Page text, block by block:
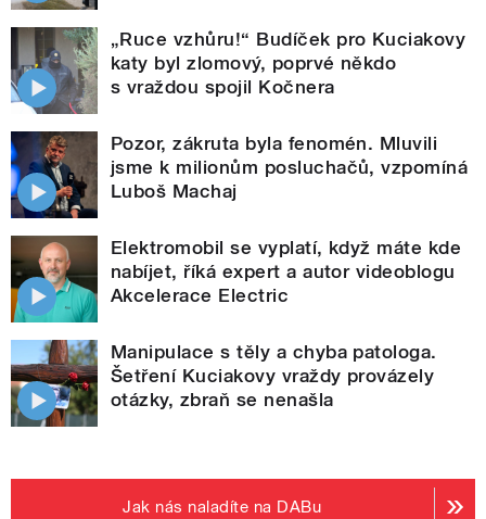
„Ruce vzhůru!“ Budíček pro Kuciakovy
katy byl zlomový, poprvé někdo
s vraždou spojil Kočnera
Pozor, zákruta byla fenomén. Mluvili
jsme k milionům posluchačů, vzpomíná
Luboš Machaj
Elektromobil se vyplatí, když máte kde
nabíjet, říká expert a autor videoblogu
Akcelerace Electric
Manipulace s těly a chyba patologa.
Šetření Kuciakovy vraždy provázely
otázky, zbraň se nenašla
Jak nás naladíte na DABu